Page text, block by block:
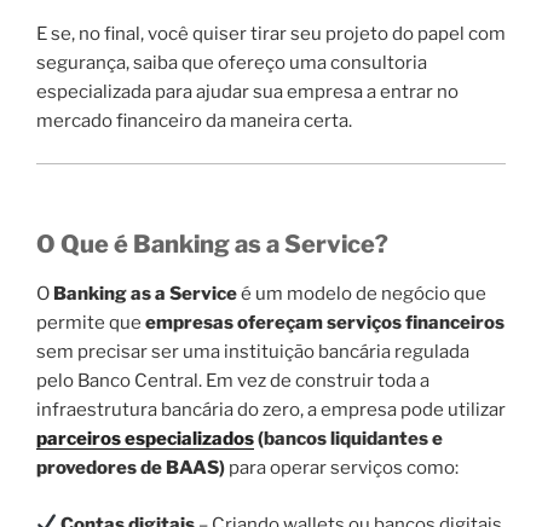
E se, no final, você quiser tirar seu projeto do papel com
segurança, saiba que ofereço uma consultoria
especializada para ajudar sua empresa a entrar no
mercado financeiro da maneira certa.
O Que é Banking as a Service?
O Banking as a Serviceé um modelo de negócio que
permite que empresas ofereçam serviços financeiros
sem precisar ser uma instituição bancária regulada
pelo Banco Central. Em vez de construir toda a
infraestrutura bancária do zero, a empresa pode utilizar
parceiros especializados(bancos liquidantes e
provedores de BAAS) para operar serviços como: